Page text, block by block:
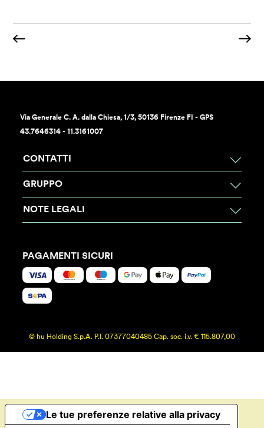
Via Generale C. A. dalla Chiesa, 1/3, 50136 Firenze FI - GPS
43.7646314 - 11.3161007
CONTATTI
GRUPPO
NOTE LEGALI
PAGAMENTI SICURI
© hu Holding S.p.A. P.I. 07377040485 Cap. soc. i.v. € 115.807,00
Le tue preferenze relative alla privacy